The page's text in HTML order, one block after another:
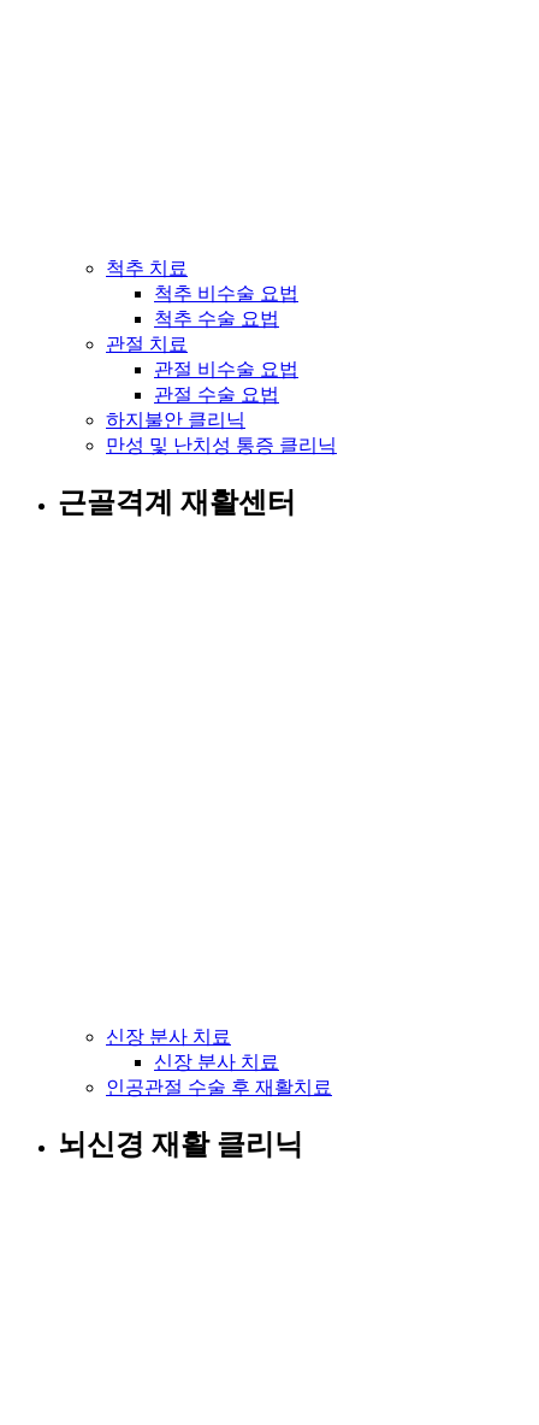
척추 치료
척추 비수술 요법
척추 수술 요법
관절 치료
관절 비수술 요법
관절 수술 요법
하지불안 클리닉
만성 및 난치성 통증 클리닉
근골격계 재활센터
신장 분사 치료
신장 분사 치료
인공관절 수술 후 재활치료
뇌신경 재활 클리닉